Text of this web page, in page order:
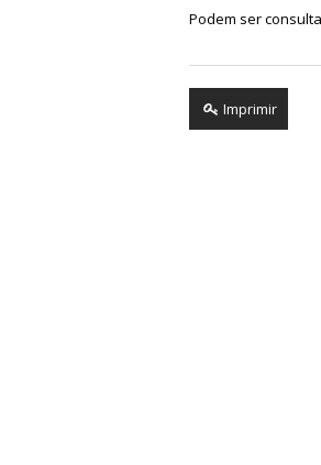
Podem ser
Imprimir